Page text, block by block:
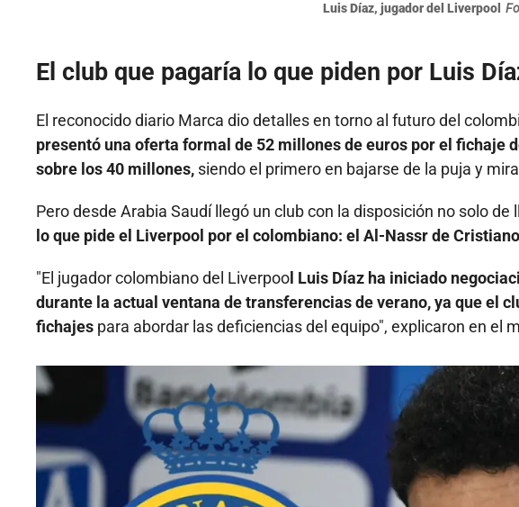
Luis Díaz, jugador del Liverpool
El club que pagaría lo que piden por Luis
El reconocido diario Marca dio detalles en torno al futuro del
presentó una oferta formal de 52 millones de euros por el fichaje
sobre los 40 millones, siendo el primero en bajarse de la puja y
Pero desde Arabia Saudí llegó un club con la disposición no solo de
lo que pide el Liverpool por el colombiano: el Al-Nassr de
"El jugador colombiano del Liverpoo l Luis Díaz ha iniciado
durante la actual ventana de transferencias de verano, ya que el
fichajes para abordar las deficiencias del equipo", explicaron en el